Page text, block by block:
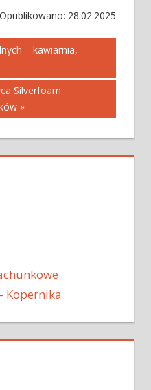
Opublikowano: 28.02.2025
– kawiarnia,
Silverfoam
»
Kopernika